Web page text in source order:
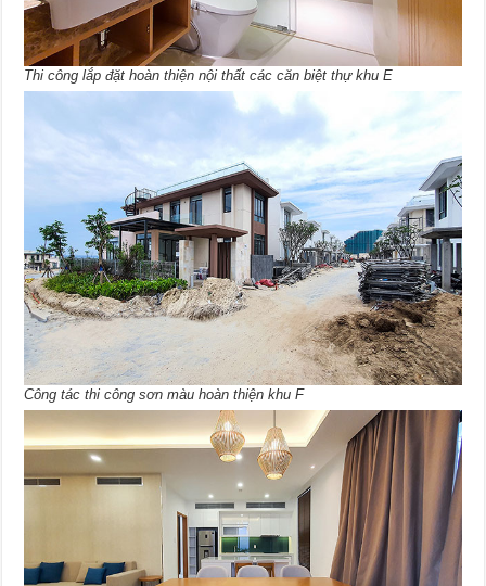
Thi công lắp đặt hoàn thiện nội thất các căn biệt thự khu E
Công tác thi công sơn màu hoàn thiện khu F